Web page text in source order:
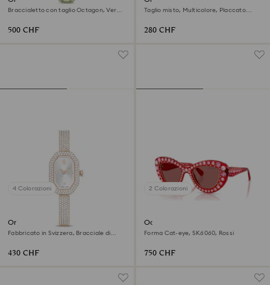
Braccialetto con taglio Octagon, Verde,
500 CHF
Grande x Swarovski
Taglio misto, Multicolore, Placcato
280 CHF
4 Colorazioni
Orologio Dextera bangle
Fabbricato in Svizzera, Bracciale di
430 CHF
2 Colorazioni
Occhiali da sole
Forma Cat-eye, SK6060, Rossi
750 CHF